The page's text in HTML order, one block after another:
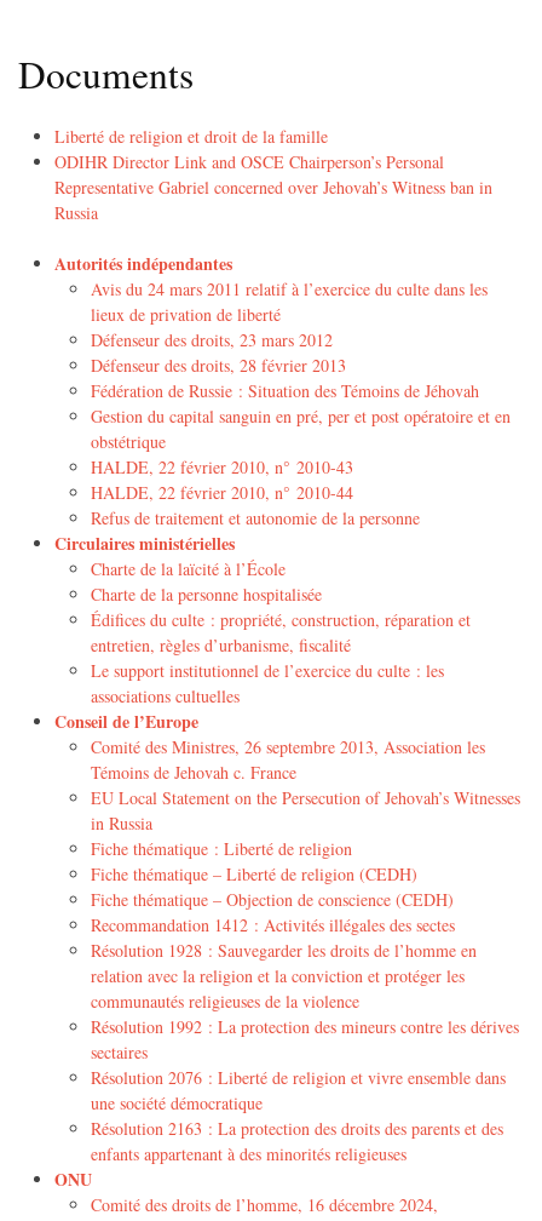
Documents
Liberté de religion et droit de la famille
ODIHR Director Link and OSCE Chairperson’s Personal
Representative Gabriel concerned over Jehovah’s Witness ban in
Russia
Autorités indépendantes
Avis du 24 mars 2011 relatif à l’exercice du culte dans les
lieux de privation de liberté
Défenseur des droits, 23 mars 2012
Défenseur des droits, 28 février 2013
Fédération de Russie : Situation des Témoins de Jéhovah
Gestion du capital sanguin en pré, per et post opératoire et en
obstétrique
HALDE, 22 février 2010, n° 2010-43
HALDE, 22 février 2010, n° 2010-44
Refus de traitement et autonomie de la personne
Circulaires ministérielles
Charte de la laïcité à l’École
Charte de la personne hospitalisée
Édifices du culte : propriété, construction, réparation et
entretien, règles d’urbanisme, fiscalité
Le support institutionnel de l’exercice du culte : les
associations cultuelles
Conseil de l’Europe
Comité des Ministres, 26 septembre 2013, Association les
Témoins de Jehovah c. France
EU Local Statement on the Persecution of Jehovah’s Witnesses
in Russia
Fiche thématique : Liberté de religion
Fiche thématique – Liberté de religion (CEDH)
Fiche thématique – Objection de conscience (CEDH)
Recommandation 1412 : Activités illégales des sectes
Résolution 1928 : Sauvegarder les droits de l’homme en
relation avec la religion et la conviction et protéger les
communautés religieuses de la violence
Résolution 1992 : La protection des mineurs contre les dérives
sectaires
Résolution 2076 : Liberté de religion et vivre ensemble dans
une société démocratique
Résolution 2163 : La protection des droits des parents et des
enfants appartenant à des minorités religieuses
ONU
Comité des droits de l’homme, 16 décembre 2024,